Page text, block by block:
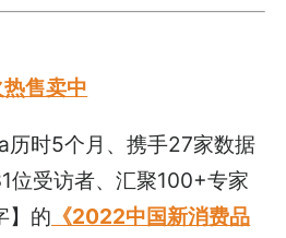
售卖中
时5个月、携手27家数据
位受访者、汇聚100+专家
】的 《2022中国新消费品